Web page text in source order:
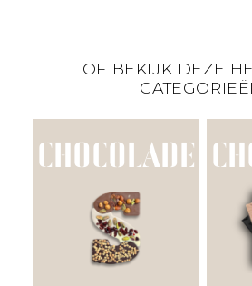
OF BEKIJK DEZE
CHOCOLADE